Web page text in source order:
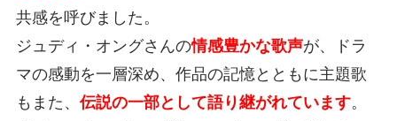
共感を呼びました。
ジュディ・オングさんの情感豊かな歌声が、ドラ
マの感動を一層深め、作品の記憶とともに主題歌
もまた、 伝説の一部として語り継がれています。